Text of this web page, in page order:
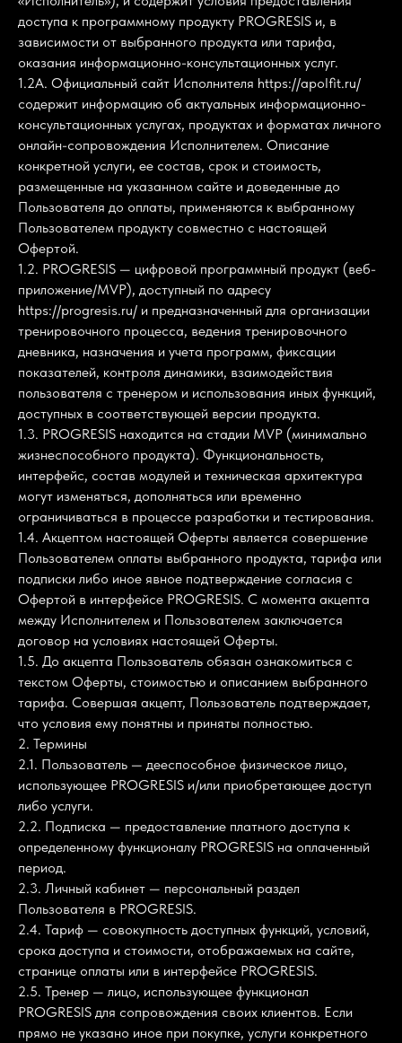
доступа к программному продукту PROGRESIS и, в
зависимости от выбранного продукта или тарифа,
оказания информационно-консультационных услуг.
1.2А. Официальный сайт Исполнителя https://apolfit.ru/
содержит информацию об актуальных информационно-
консультационных услугах, продуктах и форматах личного
онлайн-сопровождения Исполнителем. Описание
конкретной услуги, ее состав, срок и стоимость,
размещенные на указанном сайте и доведенные до
Пользователя до оплаты, применяются к выбранному
Пользователем продукту совместно с настоящей
Офертой.
1.2. PROGRESIS — цифровой программный продукт (веб-
приложение/MVP), доступный по адресу
https://progresis.ru/ и предназначенный для организации
тренировочного процесса, ведения тренировочного
дневника, назначения и учета программ, фиксации
показателей, контроля динамики, взаимодействия
пользователя с тренером и использования иных функций,
доступных в соответствующей версии продукта.
1.3. PROGRESIS находится на стадии MVP (минимально
жизнеспособного продукта). Функциональность,
интерфейс, состав модулей и техническая архитектура
могут изменяться, дополняться или временно
ограничиваться в процессе разработки и тестирования.
1.4. Акцептом настоящей Оферты является совершение
Пользователем оплаты выбранного продукта, тарифа или
подписки либо иное явное подтверждение согласия с
Офертой в интерфейсе PROGRESIS. С момента акцепта
между Исполнителем и Пользователем заключается
договор на условиях настоящей Оферты.
1.5. До акцепта Пользователь обязан ознакомиться с
текстом Оферты, стоимостью и описанием выбранного
тарифа. Совершая акцепт, Пользователь подтверждает,
что условия ему понятны и приняты полностью.
2. Термины
2.1. Пользователь — дееспособное физическое лицо,
использующее PROGRESIS и/или приобретающее доступ
либо услуги.
2.2. Подписка — предоставление платного доступа к
определенному функционалу PROGRESIS на оплаченный
период.
2.3. Личный кабинет — персональный раздел
Пользователя в PROGRESIS.
2.4. Тариф — совокупность доступных функций, условий,
срока доступа и стоимости, отображаемых на сайте,
странице оплаты или в интерфейсе PROGRESIS.
2.5. Тренер — лицо, использующее функционал
PROGRESIS для сопровождения своих клиентов. Если
прямо не указано иное при покупке, услуги конкретного